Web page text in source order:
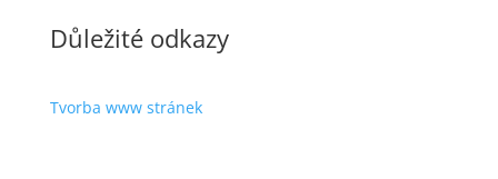
Důležité odkazy
Tvorba www stránek